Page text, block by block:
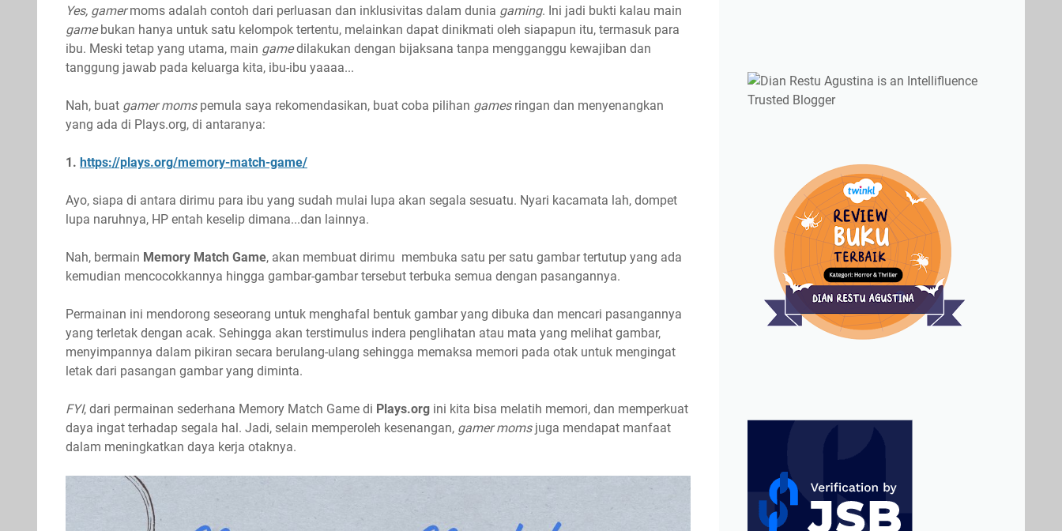
Yes, gamermoms adalah contoh dari perluasan dan inklusivitas dalam dunia gaming. Ini jadi bukti kalau main
gamebukan hanya untuk satu kelompok tertentu, melainkan dapat dinikmati oleh siapapun itu, termasuk para
ibu. Meski tetap yang utama, main gamedilakukan dengan bijaksana tanpa mengganggu kewajiban dan
tanggung jawab pada keluarga kita, ibu-ibu yaaaa...
Nah, buat gamer moms pemula saya rekomendasikan, buat coba pilihan games ringan dan menyenangkan
yang ada di Plays.org, di antaranya:
1. https://plays.org/memory-match-game/
Ayo, siapa di antara dirimu para ibu yang sudah mulai lupa akan segala sesuatu. Nyari kacamata lah, dompet
lupa naruhnya, HP entah keselip dimana...dan lainnya.
Nah, bermain Memory Match Game, akan membuat dirimu membuka satu per satu gambar tertutup yang ada
kemudian mencocokkannya hingga gambar-gambar tersebut terbuka semua dengan pasangannya.
Permainan ini mendorong seseorang untuk menghafal bentuk gambar yang dibuka dan mencari pasangannya
yang terletak dengan acak. Sehingga akan terstimulus indera penglihatan atau mata yang melihat gambar,
menyimpannya dalam pikiran secara berulang-ulang sehingga memaksa memori pada otak untuk mengingat
letak dari pasangan gambar yang diminta.
FYI, dari permainan sederhana Memory Match Game di Plays.org ini kita bisa melatih memori, dan memperkuat
daya ingat terhadap segala hal. Jadi, selain memperoleh kesenangan, gamer momsjuga mendapat manfaat
dalam meningkatkan daya kerja otaknya.